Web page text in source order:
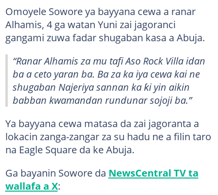
Omoyele Sowore ya bayyana cewa a ranar
Alhamis, 4 ga watan Yuni zai jagoranci
gangami zuwa fadar shugaban kasa a Abuja.
“Ranar Alhamis za mu tafi Aso Rock Villa idan
ba a ceto yaran ba. Ba za ka iya cewa kai ne
shugaban Najeriya sannan ka ƙi yin aikin
babban kwamandan rundunar sojoji ba.”
Ya bayyana cewa matasa da zai jagoranta a
lokacin zanga-zangar za su hadu ne a filin taro
na Eagle Square da ke Abuja.
Ga bayanin Sowore da NewsCentral TV ta
wallafa a X: